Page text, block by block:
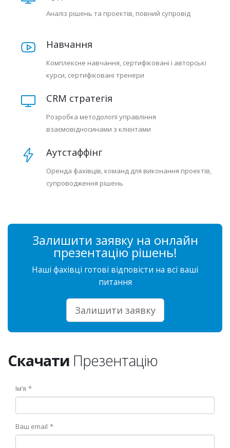
Аналіз рішень та проектів, повний супровід
Навчання
Комплексне навчання, сертифіковані і авторські
курси, сертифіковані тренери
CRM стратегія
Розробка методології управління
взаємовідносинами з клієнтами
Аутстаффінг
Оренда фахівців, команд для виконання проектів,
супроводження рішень
Залишити заявку на онлайн
презентацію рішень!
Наші фахівці готові відповісти на всі ваші
питання
Залишити заявку
Скачати Презентацію
Ім’я
Ваш email